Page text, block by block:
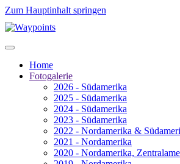
Zum Hauptinhalt springen
Home
Fotogalerie
2026 - Südamerika
2025 - Südamerika
2024 - Südamerika
2023 - Südamerika
2022 - Nordamerika &
2021 - Nordamerika
2020 - Nordamerika,